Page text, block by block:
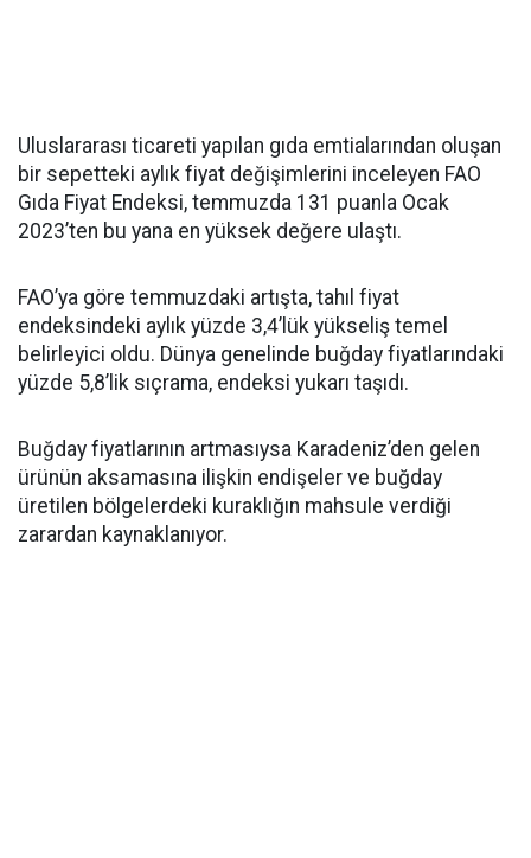
Uluslararası ticareti yapılan gıda emtialarından oluşan
bir sepetteki aylık fiyat değişimlerini inceleyen FAO
Gıda Fiyat Endeksi, temmuzda 131 puanla Ocak
2023’ten bu yana en yüksek değere ulaştı.
FAO’ya göre temmuzdaki artışta, tahıl fiyat
endeksindeki aylık yüzde 3,4’lük yükseliş temel
belirleyici oldu. Dünya genelinde buğday fiyatlarındaki
yüzde 5,8’lik sıçrama, endeksi yukarı taşıdı.
Buğday fiyatlarının artmasıysa Karadeniz’den gelen
ürünün aksamasına ilişkin endişeler ve buğday
üretilen bölgelerdeki kuraklığın mahsule verdiği
zarardan kaynaklanıyor.